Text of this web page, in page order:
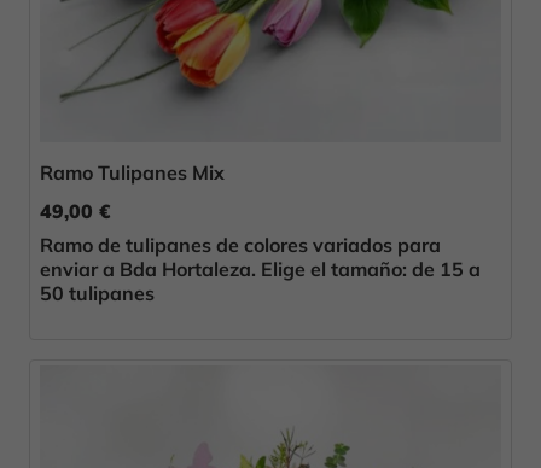
Ramo Tulipanes Mix
49,00 €
Ramo de tulipanes de colores variados para
enviar a Bda Hortaleza. Elige el tamaño: de 15 a
50 tulipanes